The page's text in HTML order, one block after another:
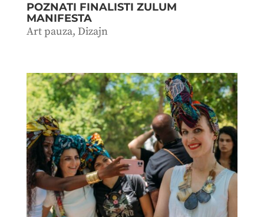
POZNATI FINALISTI ZULUM
MANIFESTA
Art pauza, Dizajn